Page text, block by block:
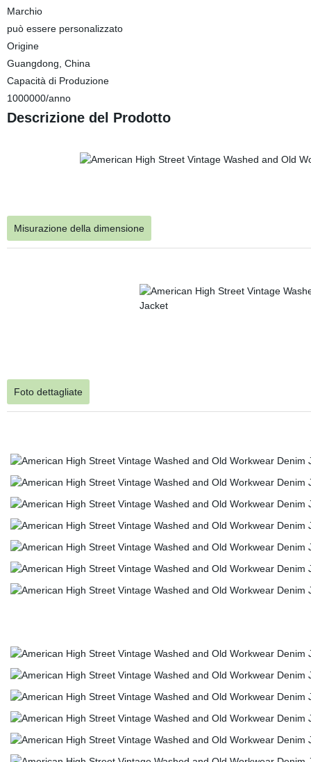
Marchio
può essere personalizzato
Origine
Guangdong, China
Capacità di Produzione
1000000/anno
Descrizione del Prodotto
Misurazione della dimensione
Foto dettagliate